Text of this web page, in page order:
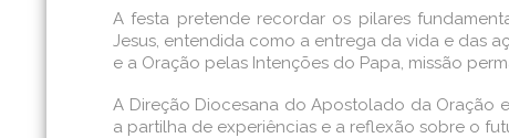
A festa pretende recordar os pilares
Jesus, entendida como a entrega da vida e das
e a Oração pelas Intenções do Papa, missão
A Direção Diocesana do Apostolado da Oração
a partilha de experiências e a reflexão sobre o